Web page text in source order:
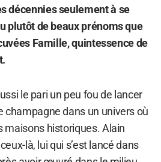
décennies seulement à se
plutôt de beaux prénoms que
Famille, quintessence de
le pari un peu fou de lancer
champagne dans un univers où
maisons historiques. Alain
là, lui qui s’est lancé dans